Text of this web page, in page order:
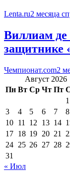
Lenta.ru2 месяца
Виллиам де
защитнике
Чемпионат.com2
Август 2026
Пн Вт Ср Чт Пт
1
3
4 5 6 7 8
10 11 12 13 14
17 18 19 20 21
24 25 26 27 28
31
« Июл